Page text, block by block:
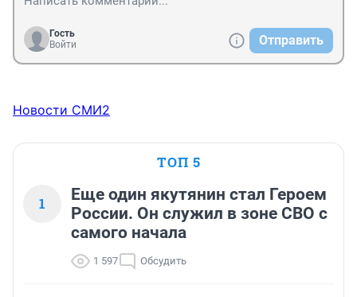
Гость
Войти
Отправить
Новости СМИ2
ТОП 5
1
Еще один якутянин стал Героем
России. Он служил в зоне СВО с
самого начала
1 597 Обсудить